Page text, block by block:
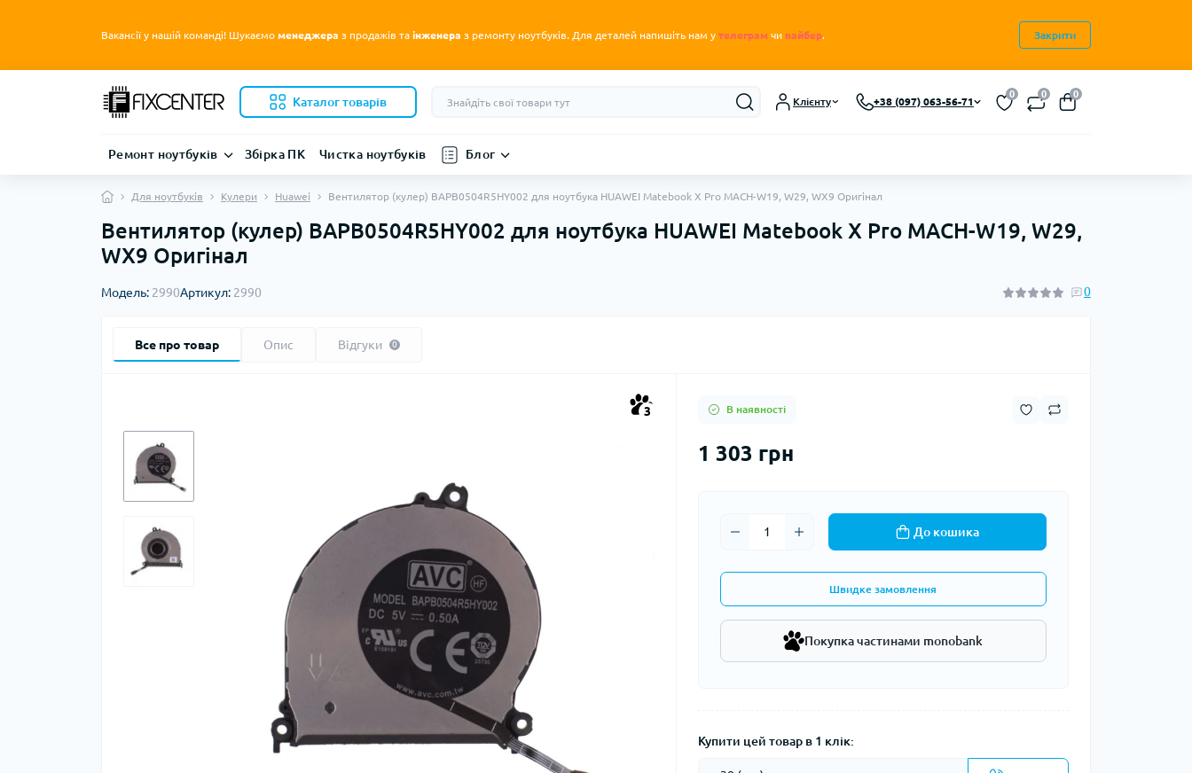
Вакансії у нашій команді! Шукаємо менеджера з продажів та інженера з ремонту ноутбуків. Для деталей напишіть нам у телеграм чи вайбер. Закрити
Каталог товарів Клієнту +38 (097) 063-56-71
0 0 0
Ремонт ноутбуків Збірка ПК Чистка ноутбуків Блог
Для ноутбуків Кулери Huawei Вентилятор (кулер) BAPB0504R5HY002 для ноутбука HUAWEI Matebook X Pro MACH-W19, W29, WX9 Оригінал
Вентилятор (кулер) BAPB0504R5HY002 для ноутбука HUAWEI Matebook X Pro MACH-W19, W29,
WX9 Оригінал
Модель: 2990Артикул: 2990 0
Все про товар Опис Відгуки 0
3 В наявності
1 303 грн
До кошика
Швидке замовлення
Покупка частинами monobank
Купити цей товар в 1 клік: